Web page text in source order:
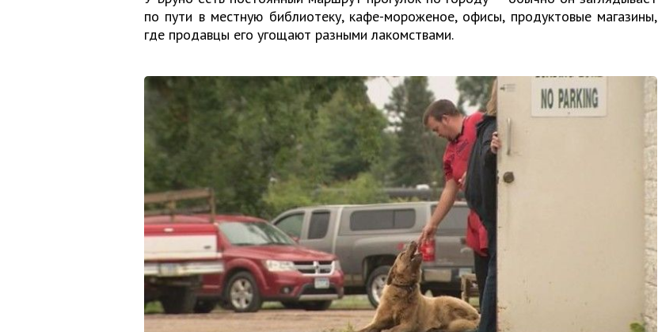
по пути в местную библиотеку, кафе-мороженое, офисы, продуктовые магазины,
где продавцы его угощают разными лакомствами.